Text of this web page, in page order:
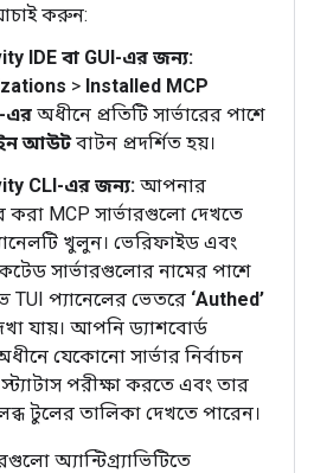
করুন:
IDE বা GUI-এর জন্য:
> Installed MCP
এর অধীনে প্রতিটি সার্ভারের পাশে
আউটবাটন প্রদর্শিত হয়।
CLI-এর জন্য: আপনার
MCP সার্ভারগুলো দেখতে
খুলুন। ভেরিফাইড এবং
সার্ভারগুলোর নামের পাশে
TUI প্যানেলের ভেতরে ‘Authed’
যায়। আপনি ড্যাশবোর্ড
যেকোনো সার্ভার নির্বাচন
পরীক্ষা করতে এবং তার
টুলের তালিকা দেখতে পারেন।
অ্যান্টিগ্র্যাভিটিতে